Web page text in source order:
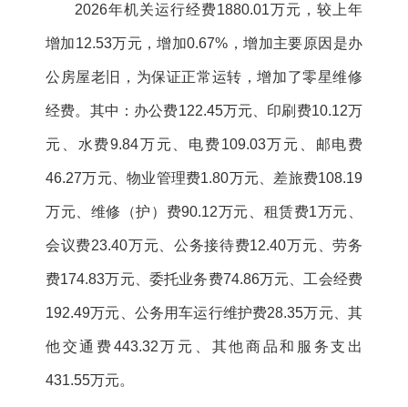
2026年机关运行经费1880.01万元，较上年
增加12.53万元，增加0.67%，增加主要原因是办
公房屋老旧，为保证正常运转，增加了零星维修
经费。其中：办公费122.45万元、印刷费10.12万
元、水费9.84万元、电费109.03万元、邮电费
46.27万元、物业管理费1.80万元、差旅费108.19
万元、维修（护）费90.12万元、租赁费1万元、
会议费23.40万元、公务接待费12.40万元、劳务
费174.83万元、委托业务费74.86万元、工会经费
192.49万元、公务用车运行维护费28.35万元、其
他交通费443.32万元、其他商品和服务支出
431.55万元。